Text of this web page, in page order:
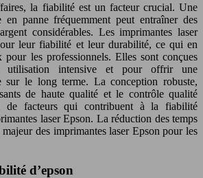
la fiabilité est un facteur crucial. Une
panne fréquemment peut entraîner des
considérables. Les imprimantes laser
leur fiabilité et leur durabilité, ce qui en
les professionnels. Elles sont conçues
utilisation intensive et pour offrir une
sur le long terme. La conception robuste,
de haute qualité et le contrôle qualité
de facteurs qui contribuent à la fiabilité
laser Epson. La réduction des temps
majeur des imprimantes laser Epson pour les
d’epson